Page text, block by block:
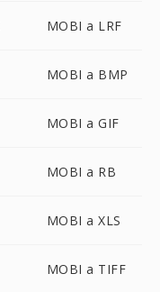
MOBI a LRF
MOBI a BMP
MOBI a GIF
MOBI a RB
MOBI a XLS
MOBI a TIFF